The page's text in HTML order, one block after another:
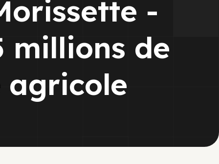
-
millions de
agricole